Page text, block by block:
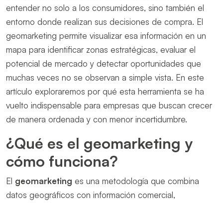
entender no solo a los consumidores, sino también el
entorno donde realizan sus decisiones de compra. El
geomarketing permite visualizar esa información en un
mapa para identificar zonas estratégicas, evaluar el
potencial de mercado y detectar oportunidades que
muchas veces no se observan a simple vista. En este
artículo exploraremos por qué esta herramienta se ha
vuelto indispensable para empresas que buscan crecer
de manera ordenada y con menor incertidumbre.
¿Qué es el geomarketing y
cómo funciona?
El geomarketing es una metodología que combina
datos geográficos con información comercial,